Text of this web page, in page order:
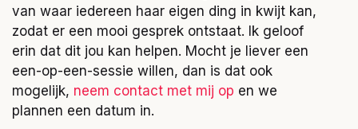
van waar iedereen haar eigen ding in kwijt kan,
zodat er een mooi gesprek ontstaat. Ik geloof
erin dat dit jou kan helpen. Mocht je liever een
een-op-een-sessie willen, dan is dat ook
mogelijk, neem contact met mij op en we
plannen een datum in.